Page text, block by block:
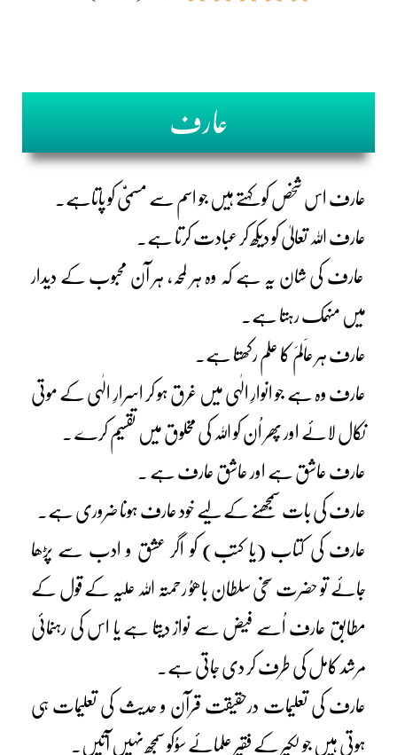
عارف
عارف اس شخص کو کہتے ہیں جو اسم سے مسمیّٰ کو پاتاہے۔
عارف اللہ تعالیٰ کو دیکھ کر عبادت کرتا ہے۔
عارف کی شان یہ ہے کہ وہ ہر لمحہ، ہر آن محبوب کے دیدار
میں منہمک رہتا ہے۔
عارف ہر عاَلمَ کا علم رکھتا ہے۔
عارف وہ ہے جو انوارِ الٰہی میں غرق ہو کر اسرارِ الٰہی کے موتی
نکال لائے اور پھر اُن کو اللہ کی مخلوق میں تقسیم کرے ۔
عارف عاشق ہے اور عاشق عارف ہے ۔
عارف کی بات سمجھنے کے لیے خود عارف ہونا ضروری ہے۔
عارف کی کتاب (یا کتب) کو اگر عشق و ادب سے پڑھا
جائے تو حضرت سخی سلطان باھوُ رحمتہ اللہ علیہ کے قول کے
مطابق عارف اُسے فیض سے نواز دیتا ہے یا اس کی رہنمائی
مرشد کامل کی طرف کر دی جاتی ہے۔
عارف کی تعلیمات درحقیقت قرآن و حدیث کی تعلیمات ہی
ہوتی ہیں جو لکیر کے فقیر علمائے سوُکو سمجھ نہیں آتیں۔